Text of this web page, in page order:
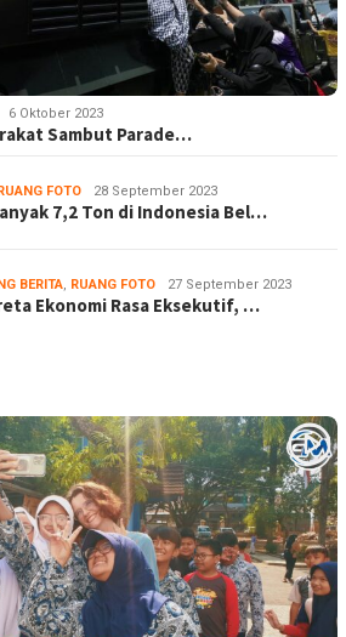
6 Oktober 2023
Sambut Parade…
FOTO 28 September 2023
7,2 Ton di Indonesia Bel…
BERITA, RUANG FOTO 27 September 2023
Ekonomi Rasa Eksekutif, …